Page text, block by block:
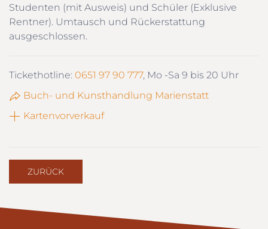
Studenten (mit Ausweis) und Schüler (Exklusive
Rentner). Umtausch und Rückerstattung
ausgeschlossen.
Tickethotline: 0651 97 90 777, Mo -Sa 9 bis 20 Uhr
Buch- und Kunsthandlung Marienstatt
Kartenvorverkauf
ZURÜCK